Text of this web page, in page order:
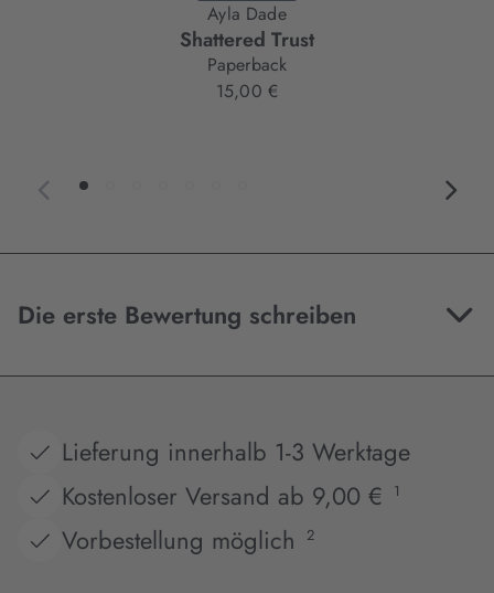
Ayla Dade
Shattered Trust
Paperback
15,00 €
Die erste Bewertung schreiben
Lieferung innerhalb 1-3 Werktage
Kostenloser Versand ab 9,00 €
1
Vorbestellung möglich 2